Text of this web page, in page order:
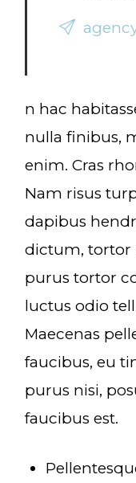
n hac
nulla finibus,
enim. Cras
Nam risus
dapibus
dictum, tortor
purus tortor
luctus odio
Maecenas
faucibus, eu
purus nisi,
faucibus est.